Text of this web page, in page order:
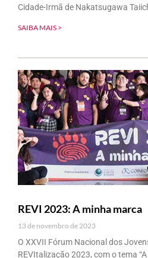
Cidade-Irmã de Nakatsugawa
SAIBA MAIS >
REVI 2023: A minha marca
13 de novembro de 2023
O XXVII Fórum Nacional dos
REVItalização 2023, com o tema